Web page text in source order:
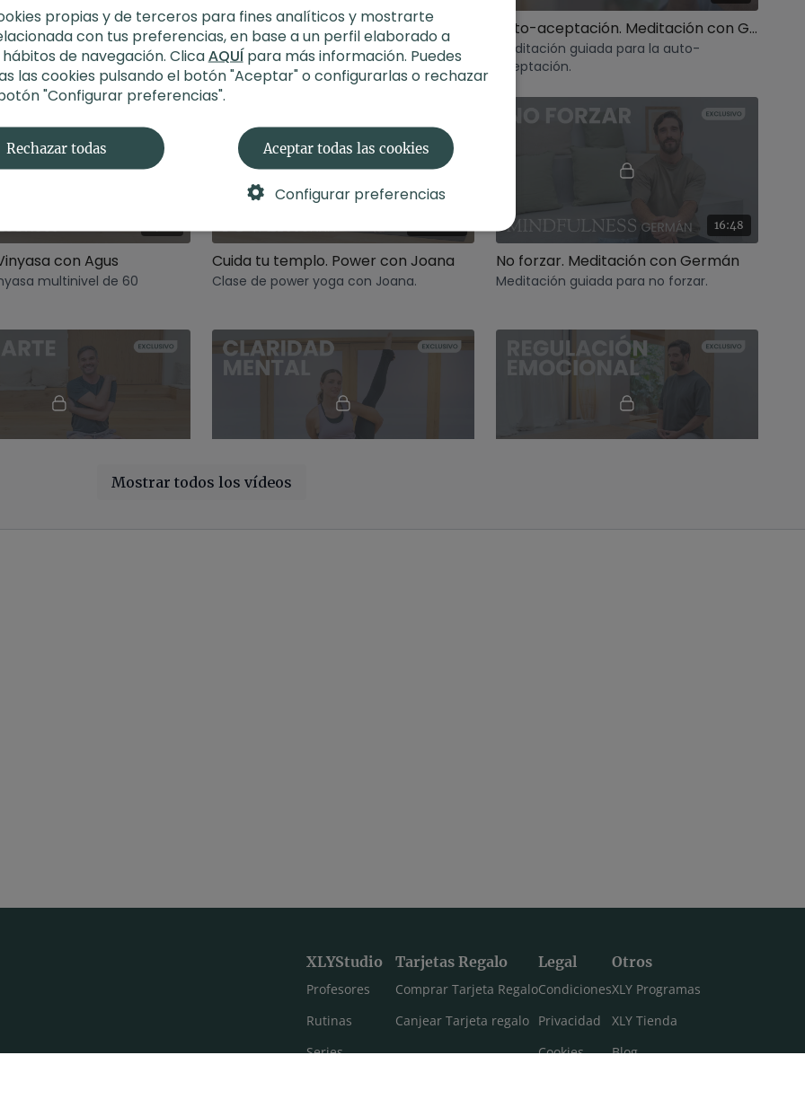
Mostrar todos los vídeos
con Agus
multinivel de 60
Clase de Power yoga con Sais.
Auto-aceptación. Meditación con Germán
Meditación guiada para la auto-
aceptación.
con Agus
multinivel de 60
Cuida tu templo. Power con Joana
Clase de power yoga con Joana.
16:48
No forzar. Meditación con Germán
Meditación guiada para no forzar.
Vinyasa con Agus Claridad mental. Power con Sais
XLYStudio
Profesores
Rutinas
Series
Tarjetas Regalo
Comprar Tarjeta Regalo
Canjear Tarjeta regalo
Legal
Condiciones
Privacidad
Cookies
Otros
XLY Programas
XLY Tienda
Blog
propias y de terceros para fines analíticos y mostrarte
con tus preferencias, en base a un perfil elaborado a
de navegación. ClicaAQUÍpara más información. Puedes
las cookies pulsando el botón "Aceptar" o configurarlas o rechazar
"Configurar preferencias".
Rechazar todas Aceptar todas las cookies
Configurar preferencias